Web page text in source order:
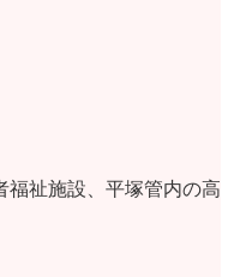
設、平塚管内の高